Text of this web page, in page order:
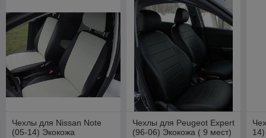
Чехлы для Nissan Note
(05-14) Экокожа
Чехлы для Peugeot Expert
(96-06) Экокожа ( 9 мест)